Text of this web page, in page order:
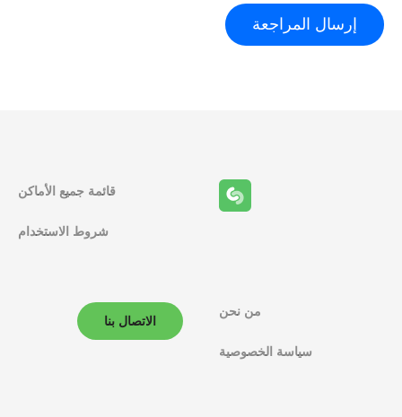
قائمة جميع الأماكن
شروط الاستخدام
من نحن
سياسة الخصوصية
الاتصال بنا